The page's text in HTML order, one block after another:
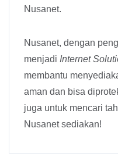
Nusanet.
Nusanet, dengan
menjadi Internet
membantu
aman dan bisa
juga untuk mencari
Nusanet sediakan!